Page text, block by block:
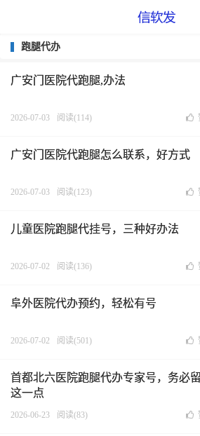
跑腿代办
广安门医院代跑腿,办法
2026-07-03 阅读(114)
广安门医院代跑腿怎么联系，好方式
2026-07-03 阅读(123)
儿童医院跑腿代挂号，三种好办法
2026-07-02 阅读(136)
阜外医院代办预约，轻松有号
2026-07-02 阅读(501)
首都北六医院跑腿代办专家号，务必
这一点
2026-06-23 阅读(83)